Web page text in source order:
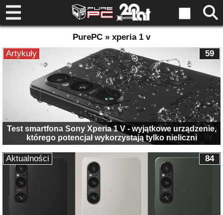
PurePC » xperia 1 v
Test smartfona Sony Xperia 1 V - wyjątkowe urządzenie,
którego potencjał wykorzystają tylko nieliczni
59
Artykuły
84
Aktualności